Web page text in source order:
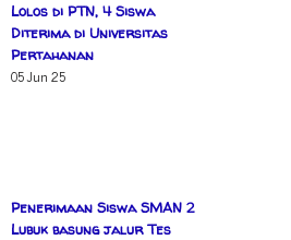
Lolos di PTN, 4 Siswa
Diterima di Universitas
Pertahanan
05 Jun 25
Penerimaan Siswa SMAN 2
Lubuk basung jalur Tes